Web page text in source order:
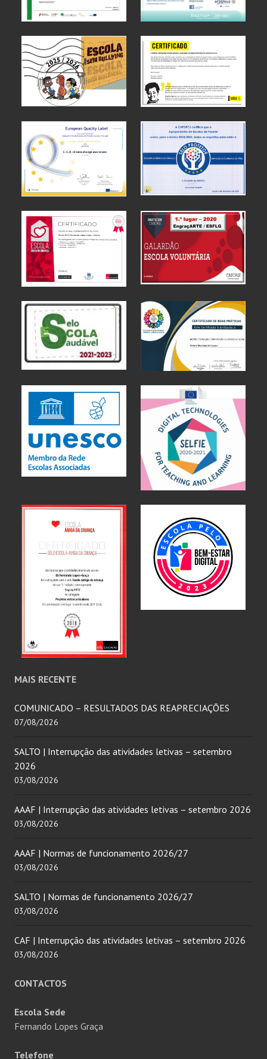
MAIS RECENTE
COMUNICADO – RESULTADOS DAS REAPRECIAÇÕES
07/08/2026
SALTO | Interrupção das atividades letivas – setembro
2026
03/08/2026
AAAF | Interrupção das atividades letivas – setembro 2026
03/08/2026
AAAF | Normas de funcionamento 2026/27
03/08/2026
SALTO | Normas de funcionamento 2026/27
03/08/2026
CAF | Interrupção das atividades letivas – setembro 2026
03/08/2026
CONTACTOS
Escola Sede
Fernando Lopes Graça
Telefone